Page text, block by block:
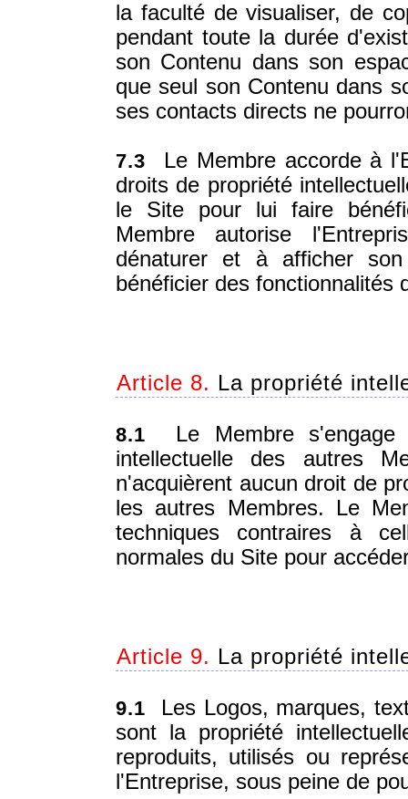
la faculté de visualiser, de
pendant toute la durée
son Contenu dans son
que seul son Contenu dans
ses contacts directs ne
7.3 Le Membre accorde à
droits de propriété
le Site pour lui faire
Membre autorise
dénaturer et à afficher
bénéficier des fonctionnalités
Article 8. La propriété
8.1 Le Membre s'engage
intellectuelle des autres
n'acquièrent aucun droit de
les autres Membres. Le
techniques contraires à
normales du Site pour
Article 9. La propriété
9.1 Les Logos, marques,
sont la propriété
reproduits, utilisés ou
l'Entreprise, sous peine de